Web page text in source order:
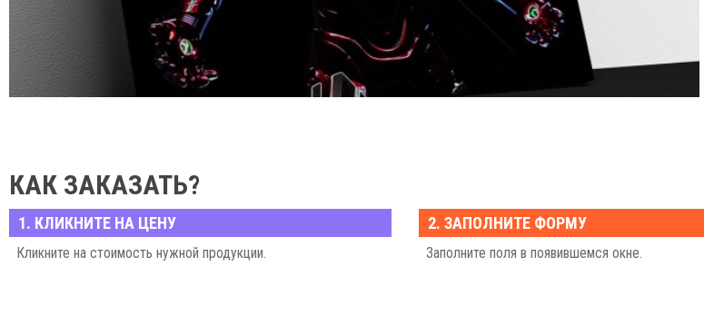
КАК ЗАКАЗАТЬ?
1. КЛИКНИТЕ НА ЦЕНУ
Кликните на стоимость нужной продукции.
2. ЗАПОЛНИТЕ ФОРМУ
Заполните поля в появившемся окне.